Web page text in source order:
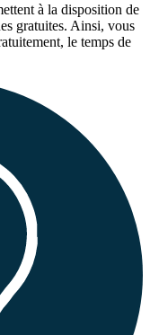
à la disposition de
gratuites. Ainsi, vous
le temps de